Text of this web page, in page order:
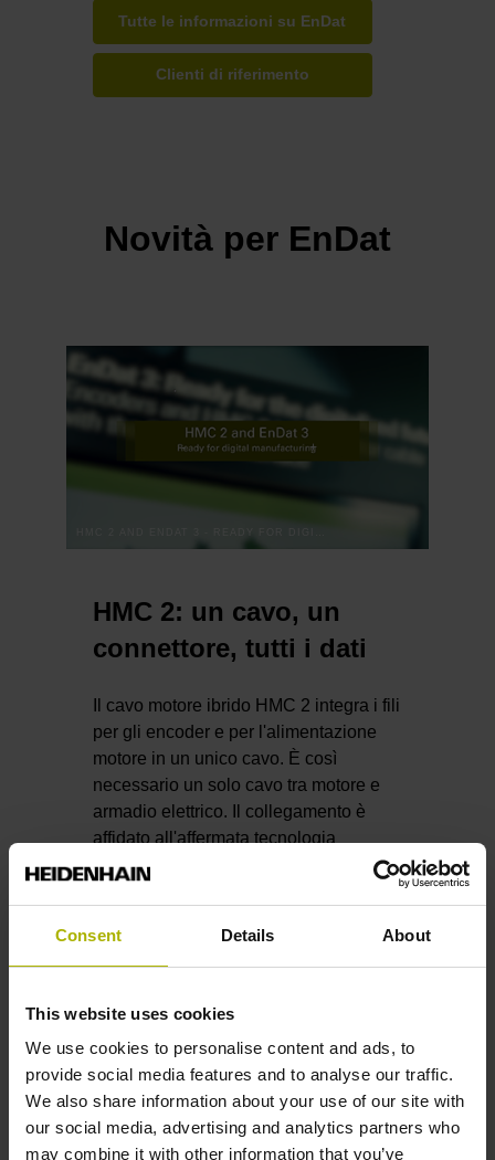
Consent Details About
This website uses cookies
We use cookies to personalise content and ads, to
provide social media features and to analyse our traffic.
We also share information about your use of our site with
our social media, advertising and analytics partners who
may combine it with other information that you’ve
Tutte le informazioni su EnDat
Clienti di riferimento
Novità per EnDat
HMC 2: un cavo, un
connettore, tutti i dati
Il cavo motore ibrido HMC 2 integra i fili
per gli encoder e per l'alimentazione
motore in un unico cavo. È così
necessario un solo cavo tra motore e
armadio elettrico. Il collegamento è
affidato all'affermata tecnologia
standard riducendo la complessità del
macchina.
HMC 2 è stata specificatamente
concepita per sistemi di misura
HEIDENHAIN con interfaccia EnDat 3
e trasmissione puramente seriale dei
dati. Il ventaglio delle proposte è stato
ampliato: ai noti trasduttori rotativi